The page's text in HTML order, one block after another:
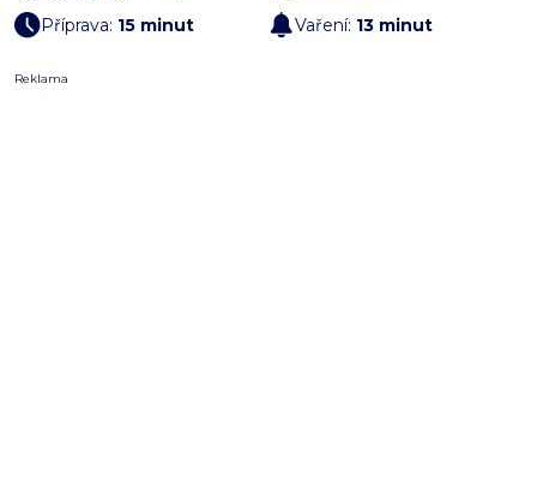
Příprava: 15 minut Vaření: 13 minut
Reklama